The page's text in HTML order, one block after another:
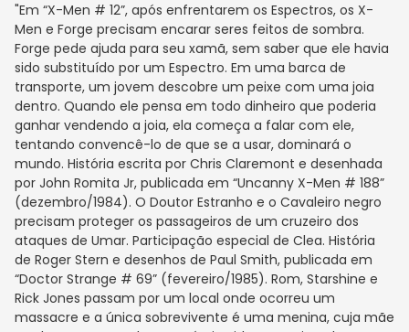
"Em “X-Men # 12”, após enfrentarem os Espectros, os X-
Men e Forge precisam encarar seres feitos de sombra.
Forge pede ajuda para seu xamã, sem saber que ele havia
sido substituído por um Espectro. Em uma barca de
transporte, um jovem descobre um peixe com uma joia
dentro. Quando ele pensa em todo dinheiro que poderia
ganhar vendendo a joia, ela começa a falar com ele,
tentando convencê-lo de que se a usar, dominará o
mundo. História escrita por Chris Claremont e desenhada
por John Romita Jr, publicada em “Uncanny X-Men # 188”
(dezembro/1984). O Doutor Estranho e o Cavaleiro negro
precisam proteger os passageiros de um cruzeiro dos
ataques de Umar. Participação especial de Clea. História
de Roger Stern e desenhos de Paul Smith, publicada em
“Doctor Strange # 69” (fevereiro/1985). Rom, Starshine e
Rick Jones passam por um local onde ocorreu um
massacre e a única sobrevivente é uma menina, cuja mãe